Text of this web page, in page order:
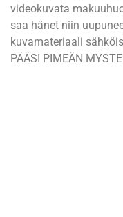
videokuvata
saa hänet niin
kuvamateriaali
PÄÄSI PIMEÄN